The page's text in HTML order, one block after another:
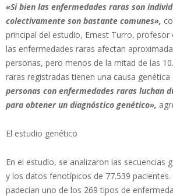
«Si bien las enfermedades raras son
colectivamente son bastante comunes»,
principal del estudio, Ernest Turro, profesor
las enfermedades raras afectan
personas, pero menos de la mitad de las
raras registradas tienen una causa genética
personas con enfermedades raras luchan
para obtener un diagnóstico genético»,
El estudio genético
En el estudio, se analizaron las secuencias
y los datos fenotípicos de 77.539 pacientes.
padecían uno de los 269 tipos de